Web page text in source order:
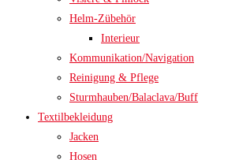
Helm-Zübehör
Interieur
Kommunikation/Navigation
Reinigung & Pflege
Sturmhauben/Balaclava/Buff
Textilbekleidung
Jacken
Hosen